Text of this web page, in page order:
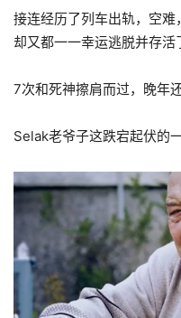
接连经历了列车出轨，空难
却又都一一幸运逃脱并存活
7次和死神擦肩而过，晚年
Selak老爷子这跌宕起伏的